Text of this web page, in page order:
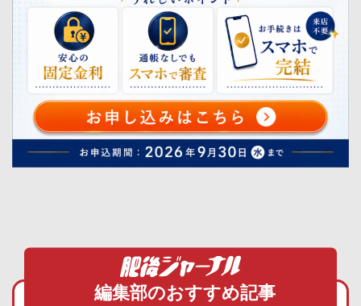
編集部のおすすめ記事